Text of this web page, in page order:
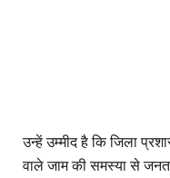
उन्हें उम्मीद है कि जिला
वाले जाम की समस्या से